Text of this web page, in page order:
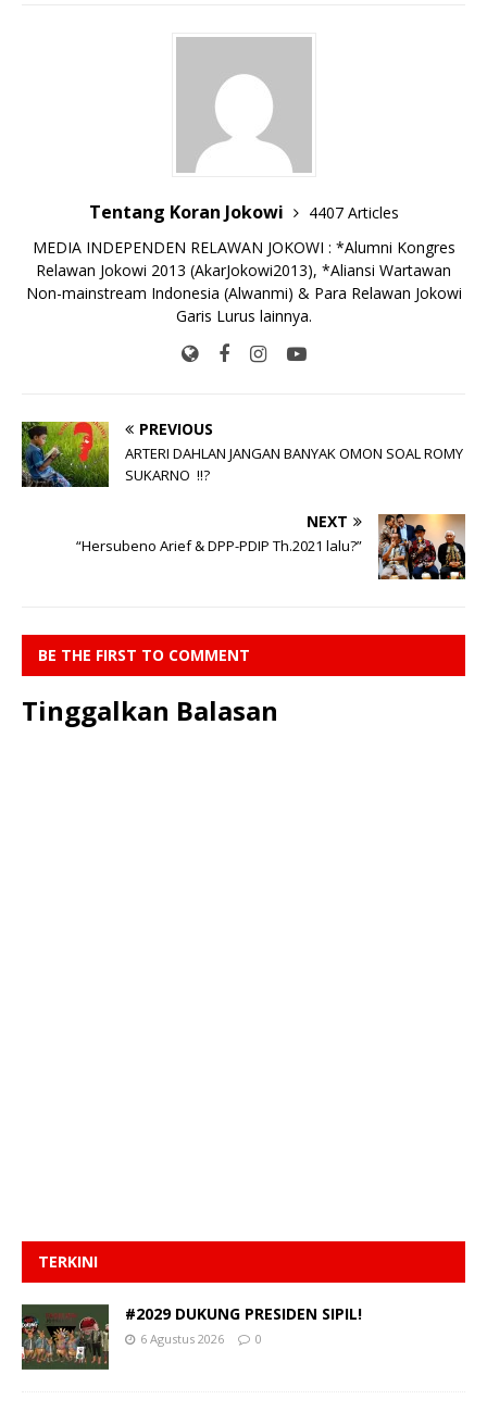
A Li
n
o
Tentang Koran Jokowi
4407 Articles
MEDIA INDEPENDEN RELAWAN JOKOWI : *Alumni Kongres
Relawan Jokowi 2013 (AkarJokowi2013), *Aliansi Wartawan
Non-mainstream Indonesia (Alwanmi) & Para Relawan Jokowi
Garis Lurus lainnya.
PREVIOUS
ARTERI DAHLAN JANGAN BANYAK OMON SOAL ROMY
SUKARNO !!?
NEXT
“Hersubeno Arief & DPP-PDIP Th.2021 lalu?”
BE THE FIRST TO COMMENT
Tinggalkan Balasan
TERKINI
#2029 DUKUNG PRESIDEN SIPIL!
6 Agustus 2026 0